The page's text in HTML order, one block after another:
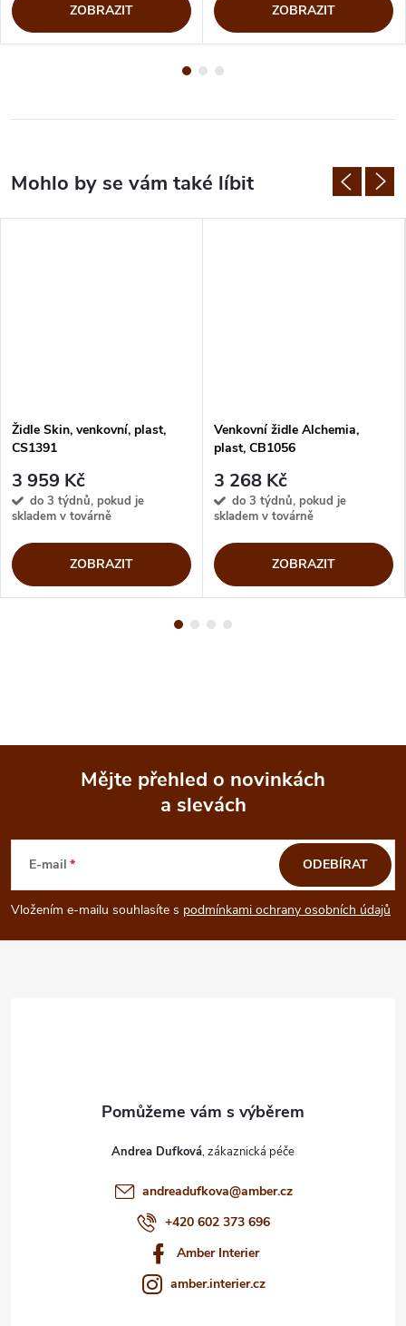
ZOBRAZIT ZOBRAZIT
Židle Skin, venkovní, plast,
CS1391
3 959 Kč
do 3 týdnů, pokud je
skladem v továrně
ZOBRAZIT
Venkovní židle Alchemia,
plast, CB1056
3 268 Kč
do 3 týdnů, pokud je
skladem v továrně
ZOBRAZIT
p
Mějte přehled o novinkách
a slevách
E-mail
Vložením e-mailu souhlasíte s podmínkami ochrany osobních údajů
ODEBÍRAT
Andrea Dufková
andreadufkova@amber.cz
+420 602 373 696
Amber Interier
amber.interier.cz